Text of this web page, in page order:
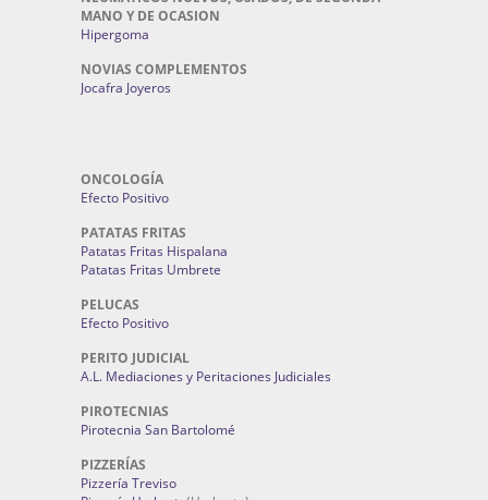
MANO Y DE OCASION
Hipergoma
NOVIAS COMPLEMENTOS
Jocafra Joyeros
ONCOLOGÍA
Efecto Positivo
PATATAS FRITAS
Patatas Fritas Hispalana
Patatas Fritas Umbrete
PELUCAS
Efecto Positivo
PERITO JUDICIAL
A.L. Mediaciones y Peritaciones Judiciales
PIROTECNIAS
Pirotecnia San Bartolomé
PIZZERÍAS
Pizzería Treviso